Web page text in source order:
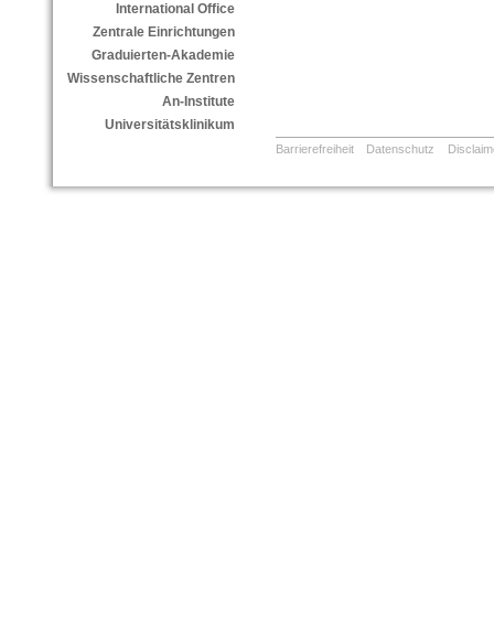
International Office
Zentrale Einrichtungen
Graduierten-Akademie
Wissenschaftliche Zentren
An-Institute
Universitätsklinikum
Barrierefreiheit Datenschutz